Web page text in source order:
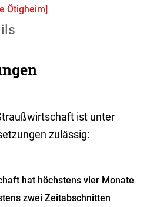
Ötigheim]
ist unter
zulässig:
hat höchstens vier Monate
zwei Zeitabschnitten